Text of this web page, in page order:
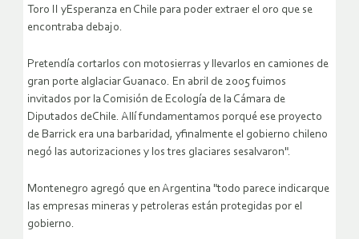
Toro II yEsperanza en Chile para poder extraer el oro que se
encontraba debajo.
Pretendía cortarlos con motosierras y llevarlos en camiones de
gran porte alglaciar Guanaco. En abril de 2005 fuimos
invitados por la Comisión de Ecología de la Cámara de
Diputados deChile. Allí fundamentamos porqué ese proyecto
de Barrick era una barbaridad, yfinalmente el gobierno chileno
negó las autorizaciones y los tres glaciares sesalvaron".
Montenegro agregó que en Argentina "todo parece indicarque
las empresas mineras y petroleras están protegidas por el
gobierno.